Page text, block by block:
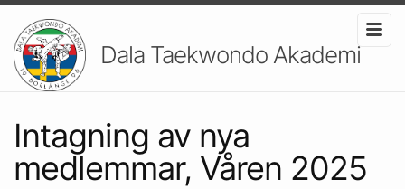
Dala Taekwondo Akademi
Intagning av nya
medlemmar, Våren 2025